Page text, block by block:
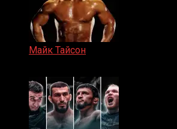
Майк Тайсон